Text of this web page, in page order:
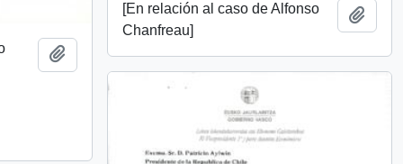
Añadir al portapapeles
[En relación al caso de Alfonso
Chanfreau]